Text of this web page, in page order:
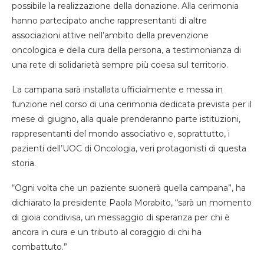
possibile la realizzazione della donazione. Alla cerimonia
hanno partecipato anche rappresentanti di altre
associazioni attive nell’ambito della prevenzione
oncologica e della cura della persona, a testimonianza di
una rete di solidarietà sempre più coesa sul territorio.
La campana sarà installata ufficialmente e messa in
funzione nel corso di una cerimonia dedicata prevista per il
mese di giugno, alla quale prenderanno parte istituzioni,
rappresentanti del mondo associativo e, soprattutto, i
pazienti dell’UOC di Oncologia, veri protagonisti di questa
storia.
“Ogni volta che un paziente suonerà quella campana”, ha
dichiarato la presidente Paola Morabito, “sarà un momento
di gioia condivisa, un messaggio di speranza per chi è
ancora in cura e un tributo al coraggio di chi ha
combattuto.”